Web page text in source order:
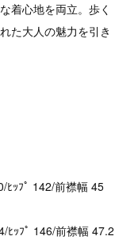
着心地を両立。歩く
た大人の魅力を引き
ｯﾌﾟ 142/前襟幅 45
ﾋｯﾌﾟ 146/前襟幅 47.2